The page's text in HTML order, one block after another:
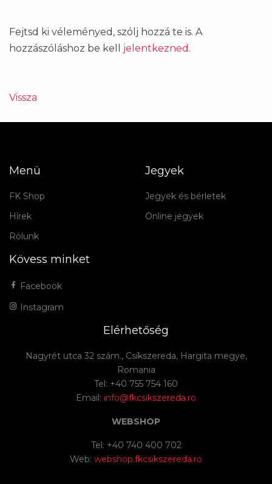
Fejtsd ki véleményed, szólj hozzá te is. A
hozzászóláshoz be kell jelentkezned .
Vissza
Menü
FK Shop
Hírek
Rólunk
Jegyek
Jegyek és bérletek
Online jegyek
Kövess minket
Facebook
Instagram
Elérhetőség
Nagyrét utca 32 szám., Csíkszereda, Hargita megye,
Romania
Tel: +40 755 754 160
Email: info@fkcsikszereda.ro
WEBSHOP
Tel: +40 740 400 702
Web: webshop.fkcsikszereda.ro